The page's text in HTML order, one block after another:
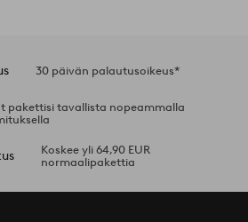
30 päivän palautusoikeus*
pakettisi tavallista nopeammalla
Koskee yli 64,90 EUR
normaalipakettia